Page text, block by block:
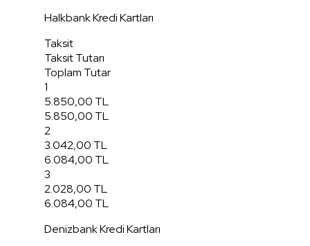
Halkbank Kredi Kartları
Taksit
Taksit Tutarı
Toplam Tutar
1
5.850,00 TL
5.850,00 TL
2
3.042,00 TL
6.084,00 TL
3
2.028,00 TL
6.084,00 TL
Denizbank Kredi Kartları